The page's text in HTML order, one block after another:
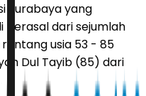
Surabaya yang
berasal dari sejumlah
usia 53 - 85
Dul Tayib (85) dari